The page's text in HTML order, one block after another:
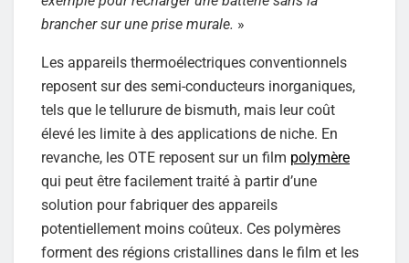
brancher sur une prise murale. »
Les appareils thermoélectriques conventionnels
reposent sur des semi-conducteurs inorganiques,
tels que le tellurure de bismuth, mais leur coût
élevé les limite à des applications de niche. En
revanche, les OTE reposent sur un film polymère
qui peut être facilement traité à partir d’une
solution pour fabriquer des appareils
potentiellement moins coûteux. Ces polymères
forment des régions cristallines dans le film et les